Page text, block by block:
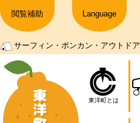
閲覧補助 Language
サーフィン・ポンカン・アウトド
東洋町とは